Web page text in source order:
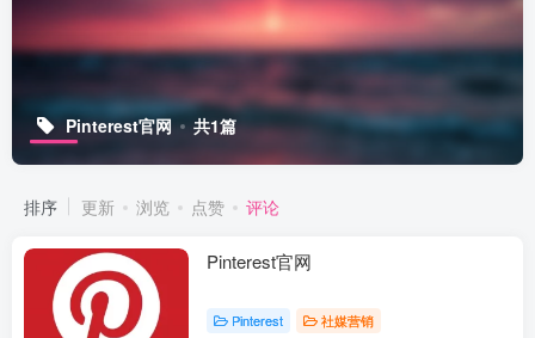
Pinterest官网 共1篇
排序 更新 浏览 点赞 评论
Pinterest官网
Pinterest 社媒营销